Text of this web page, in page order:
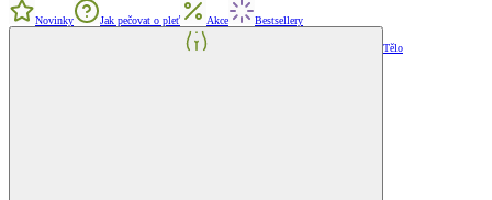
Novinky Jak pečovat o pleť Akce Bestsellery
Tělo